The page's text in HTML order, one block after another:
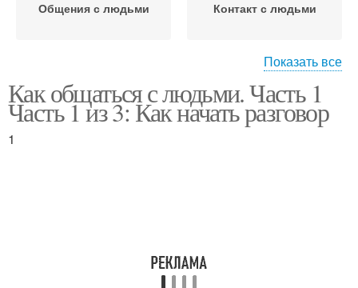
Общения с людьми Контакт с людьми
Безынициативные
люди
Показать все
Как общаться с людьми. Часть 1
Часть 1 из 3: Как начать разговор
1